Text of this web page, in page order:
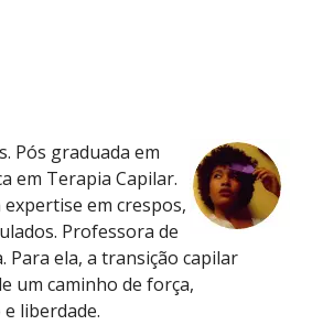
Pós graduada em
em Terapia Capilar.
em crespos,
Professora de
Para ela, a transição capilar
um caminho de força,
liberdade.